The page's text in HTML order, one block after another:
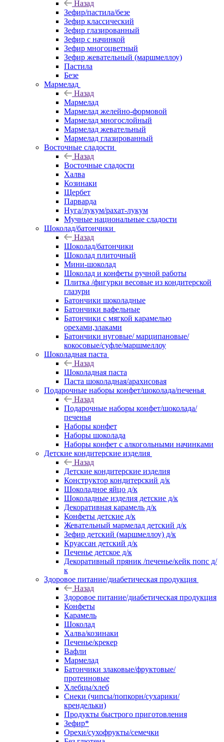
Назад
Зефир/пастила/безе
Зефир классический
Зефир глазированный
Зефир с начинкой
Зефир многоцветный
Зефир жевательный (маршмеллоу)
Пастила
Безе
Мармелад
Назад
Мармелад
Мармелад желейно-формовой
Мармелад многослойный
Мармелад жевательный
Мармелад глазированный
Восточные сладости
Назад
Восточные сладости
Халва
Козинаки
Щербет
Парварда
Нуга/лукум/рахат-лукум
Мучные национальные сладости
Шоколад/батончики
Назад
Шоколад/батончики
Шоколад плиточный
Мини-шоколад
Шоколад и конфеты ручной работы
Плитка /фигурки весовые из кондитерской
глазури
Батончики шоколадные
Батончики вафельные
Батончики с мягкой карамелью
орехами,злаками
Батончики нуговые/ марципановые/
кокосовые/суфле/маршмеллоу
Шоколадная паста
Назад
Шоколадная паста
Паста шоколадная/арахисовая
Подарочные наборы конфет/шоколада/печенья
Назад
Подарочные наборы конфет/шоколада/
печенья
Наборы конфет
Наборы шоколада
Наборы конфет с алкогольными начинками
Детские кондитерские изделия
Назад
Детские кондитерские изделия
Конструктор кондитерский д/к
Шоколадное яйцо д/к
Шоколадные изделия детские д/к
Декоративная карамель д/к
Конфеты детские д/к
Жевательный мармелад детский д/к
Зефир детский (маршмеллоу) д/к
Круассан детский д/к
Печенье детское д/к
Декоративный пряник /печенье/кейк попс д/
к
Здоровое питание/диабетическая продукция
Назад
Здоровое питание/диабетическая продукция
Конфеты
Карамель
Шоколад
Халва/козинаки
Печенье/крекер
Вафли
Мармелад
Батончики злаковые/фруктовые/
протеиновые
Хлебцы/хлеб
Снеки (чипсы/попкорн/сухарики/
крендельки)
Продукты быстрого приготовления
Зефир*
Орехи/сухофрукты/семечки